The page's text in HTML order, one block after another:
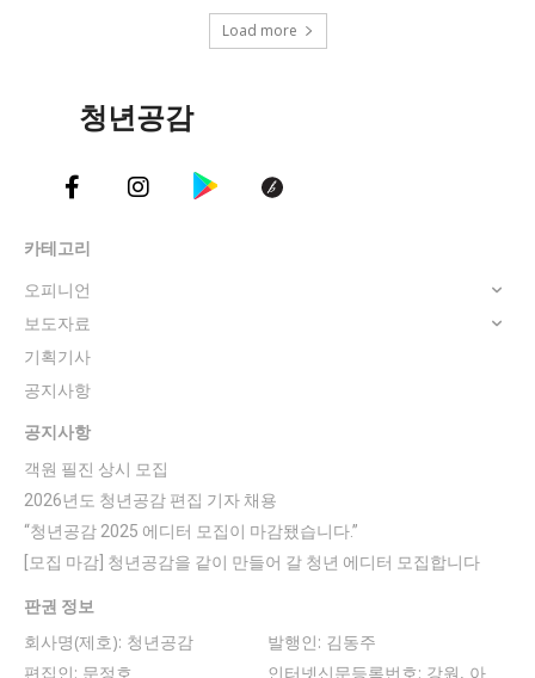
Load more
청년공감
카테고리
오피니언
보도자료
기획기사
공지사항
공지사항
객원 필진 상시 모집
2026년도 청년공감 편집 기자 채용
“청년공감 2025 에디터 모집이 마감됐습니다.”
[모집 마감] 청년공감을 같이 만들어 갈 청년 에디터 모집합니다
판권 정보
회사명(제호): 청년공감
발행인: 김동주
편집인: 문정호
인터넷신문등록번호: 강원, 아